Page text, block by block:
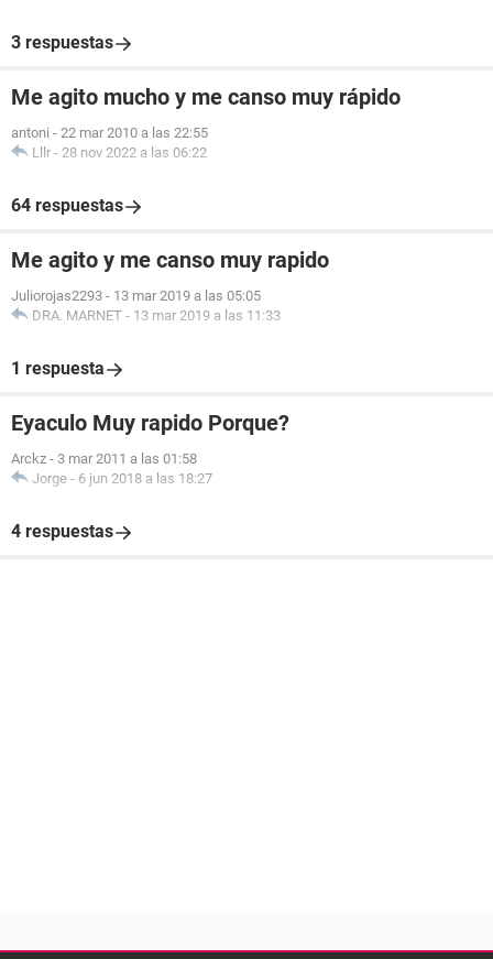
3 respuestas
Me agito mucho y me canso muy rápido
antoni - 22 mar 2010 a las 22:55
Lllr - 28 nov 2022 a las 06:22
64 respuestas
Me agito y me canso muy rapido
Juliorojas2293 - 13 mar 2019 a las 05:05
DRA. MARNET - 13 mar 2019 a las 11:33
1 respuesta
Eyaculo Muy rapido Porque?
Arckz - 3 mar 2011 a las 01:58
Jorge - 6 jun 2018 a las 18:27
4 respuestas